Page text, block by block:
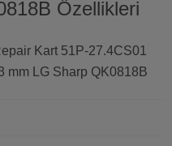
Özellikleri
Kart 51P-27.4CS01
mm LG Sharp QK0818B